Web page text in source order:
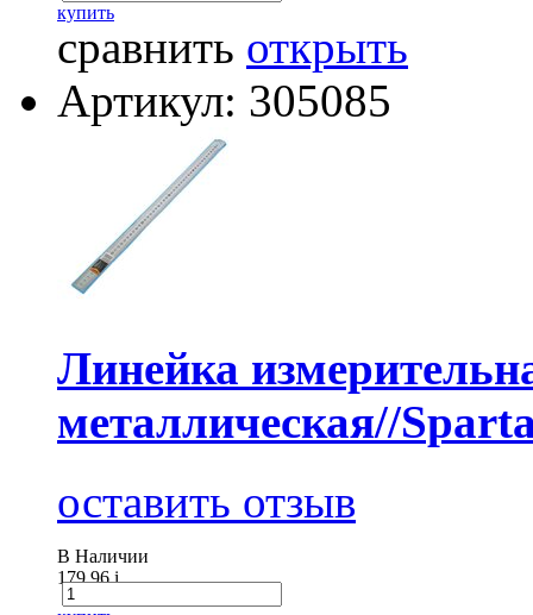
купить
сравнить открыть
Артикул: 305085
Линейка
металлическая//
оставить отзыв
В Наличии
179.96i